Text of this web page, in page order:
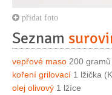
přidat foto
Seznam
vepřové maso 200
koření grilovací 1 lžička
olej olivový 1 lžíce